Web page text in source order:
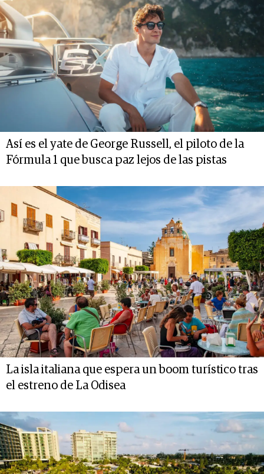
Así es el yate de George Russell, el piloto de la
Fórmula 1 que busca paz lejos de las pistas
La isla italiana que espera un boom turístico tras
el estreno de La Odisea